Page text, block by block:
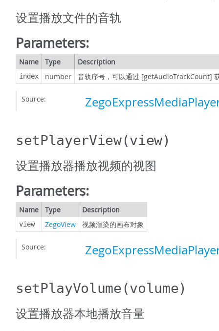
设置播放文件的音轨
Parameters:
Name Type Description
index number 音轨序号，可以通过 [getAudioTrackCount]
Source:
setPlayerView(view)
设置播放器播放视频的视图
Parameters:
Name Type Description
view ZegoView 视频渲染的画布对象
Source:
setPlayVolume(volume)
设置播放器本地播放音量